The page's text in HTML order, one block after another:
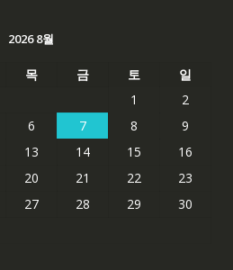
2026 8월
목 금 토
일
1
2
6 7 8
9
13 14 15
16
20 21 22
23
27 28 29
30